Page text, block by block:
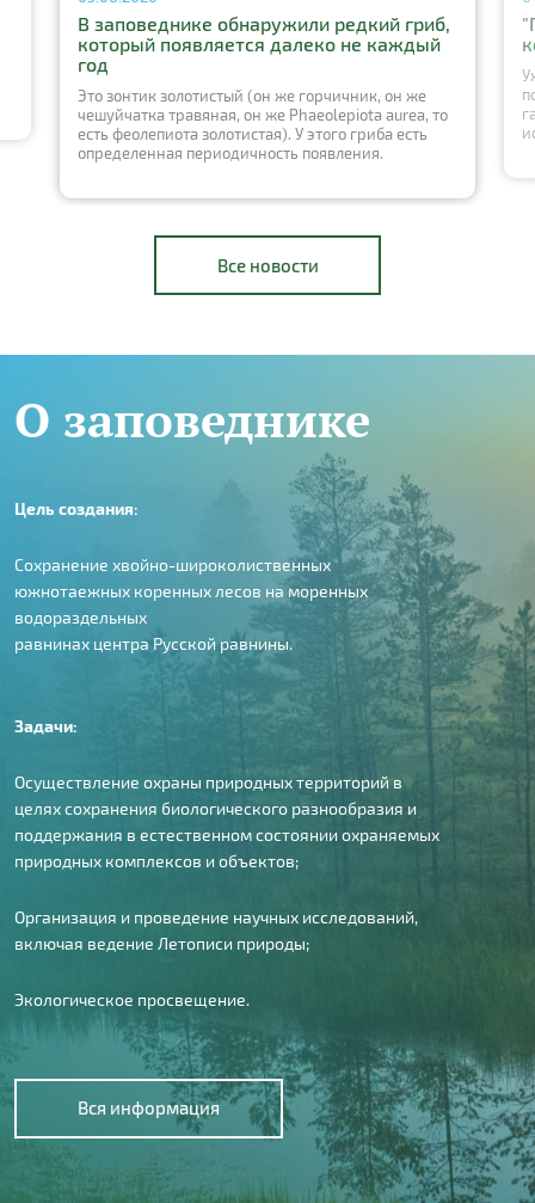
В заповеднике обнаружили редкий гриб,
который появляется далеко не каждый
год
Это зонтик золотистый (он же горчичник, он же
чешуйчатка травяная, он же Phaeolepiota aurea, то
есть феолепиота золотистая). У этого гриба есть
определенная периодичность появления.
Все новости
О заповеднике
Цель создания:
Сохранение хвойно-широколиственных
южнотаежных коренных лесов на моренных
водораздельных
равнинах центра Русской равнины.
Задачи:
Осуществление охраны природных территорий в
целях сохранения биологического разнообразия и
поддержания в естественном состоянии охраняемых
природных комплексов и объектов;
Организация и проведение научных исследований,
включая ведение Летописи природы;
Экологическое просвещение.
Вся информация